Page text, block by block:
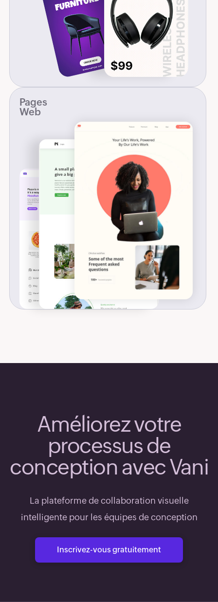
Pages
Web
Améliorez votre
processus de
conception avec Vani
La plateforme de collaboration visuelle
intelligente pour les équipes de conception
Inscrivez-vous gratuitement